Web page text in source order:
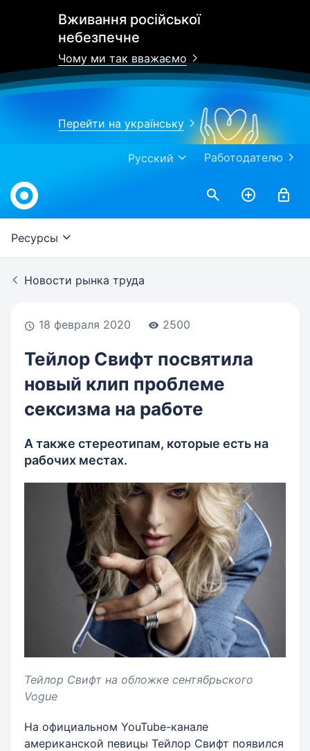
Вживання російської
небезпечне
Чому ми так вважаємо
Перейти на українську
Работодателю
Русский
Work.ua
Ресурсы
Новости рынка труда
18 февраля 2020 2500
Тейлор Свифт посвятила
новый клип проблеме
сексизма на работе
А также стереотипам, которые есть на
рабочих местах.
Тейлор Свифт на обложке сентябрьского
Vogue
На официальном YouTube-канале
американской певицы Тейлор Свифт появился